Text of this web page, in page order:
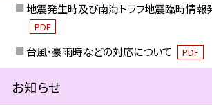
地震発生時及び南海トラフ地震臨時情報
PDF
台風・豪雨時などの対応について PDF
お知らせ